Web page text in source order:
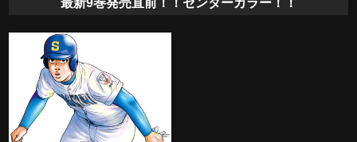
最新9巻発売直前！！センターカラー！！